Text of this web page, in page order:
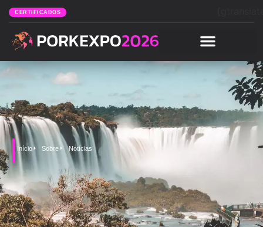
CERTIFICADOS
Início Sobre Notícias